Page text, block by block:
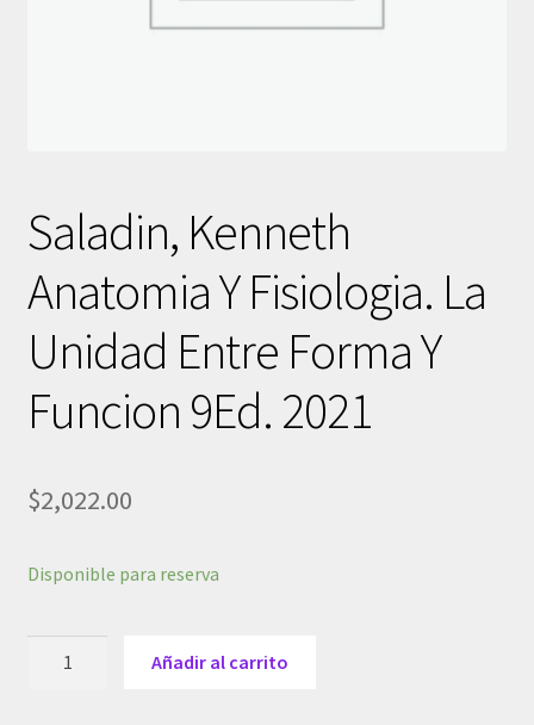
Saladin, Kenneth
Anatomia Y Fisiologia. La
Unidad Entre Forma Y
Funcion 9Ed. 2021
$2,022.00
Disponible para reserva
Añadir al carrito